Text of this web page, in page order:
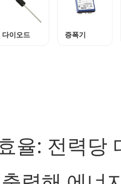
다이오드 증폭기
율: 전력당